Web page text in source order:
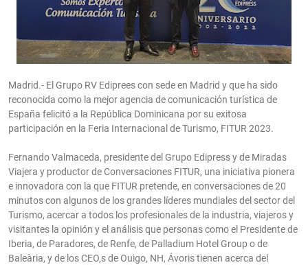
Madrid.- El Grupo RV Ediprees con sede en Madrid y que ha sido
reconocida como la mejor agencia de comunicación turística de
España felicitó a la República Dominicana por su exitosa
participación en la Feria Internacional de Turismo, FITUR 2023.
Fernando Valmaceda, presidente del Grupo Edipress y de Miradas
Viajera y productor de Conversaciones FITUR, una iniciativa pionera
e innovadora con la que FITUR pretende, en conversaciones de 20
minutos con algunos de los grandes líderes mundiales del sector del
Turismo, acercar a todos los profesionales de la industria, viajeros y
visitantes la opinión y el análisis que personas como el Presidente de
Iberia, de Paradores, de Renfe, de Palladium Hotel Group o de
Baleària, y de los CEO,s de Ouigo, NH, Ávoris tienen acerca del